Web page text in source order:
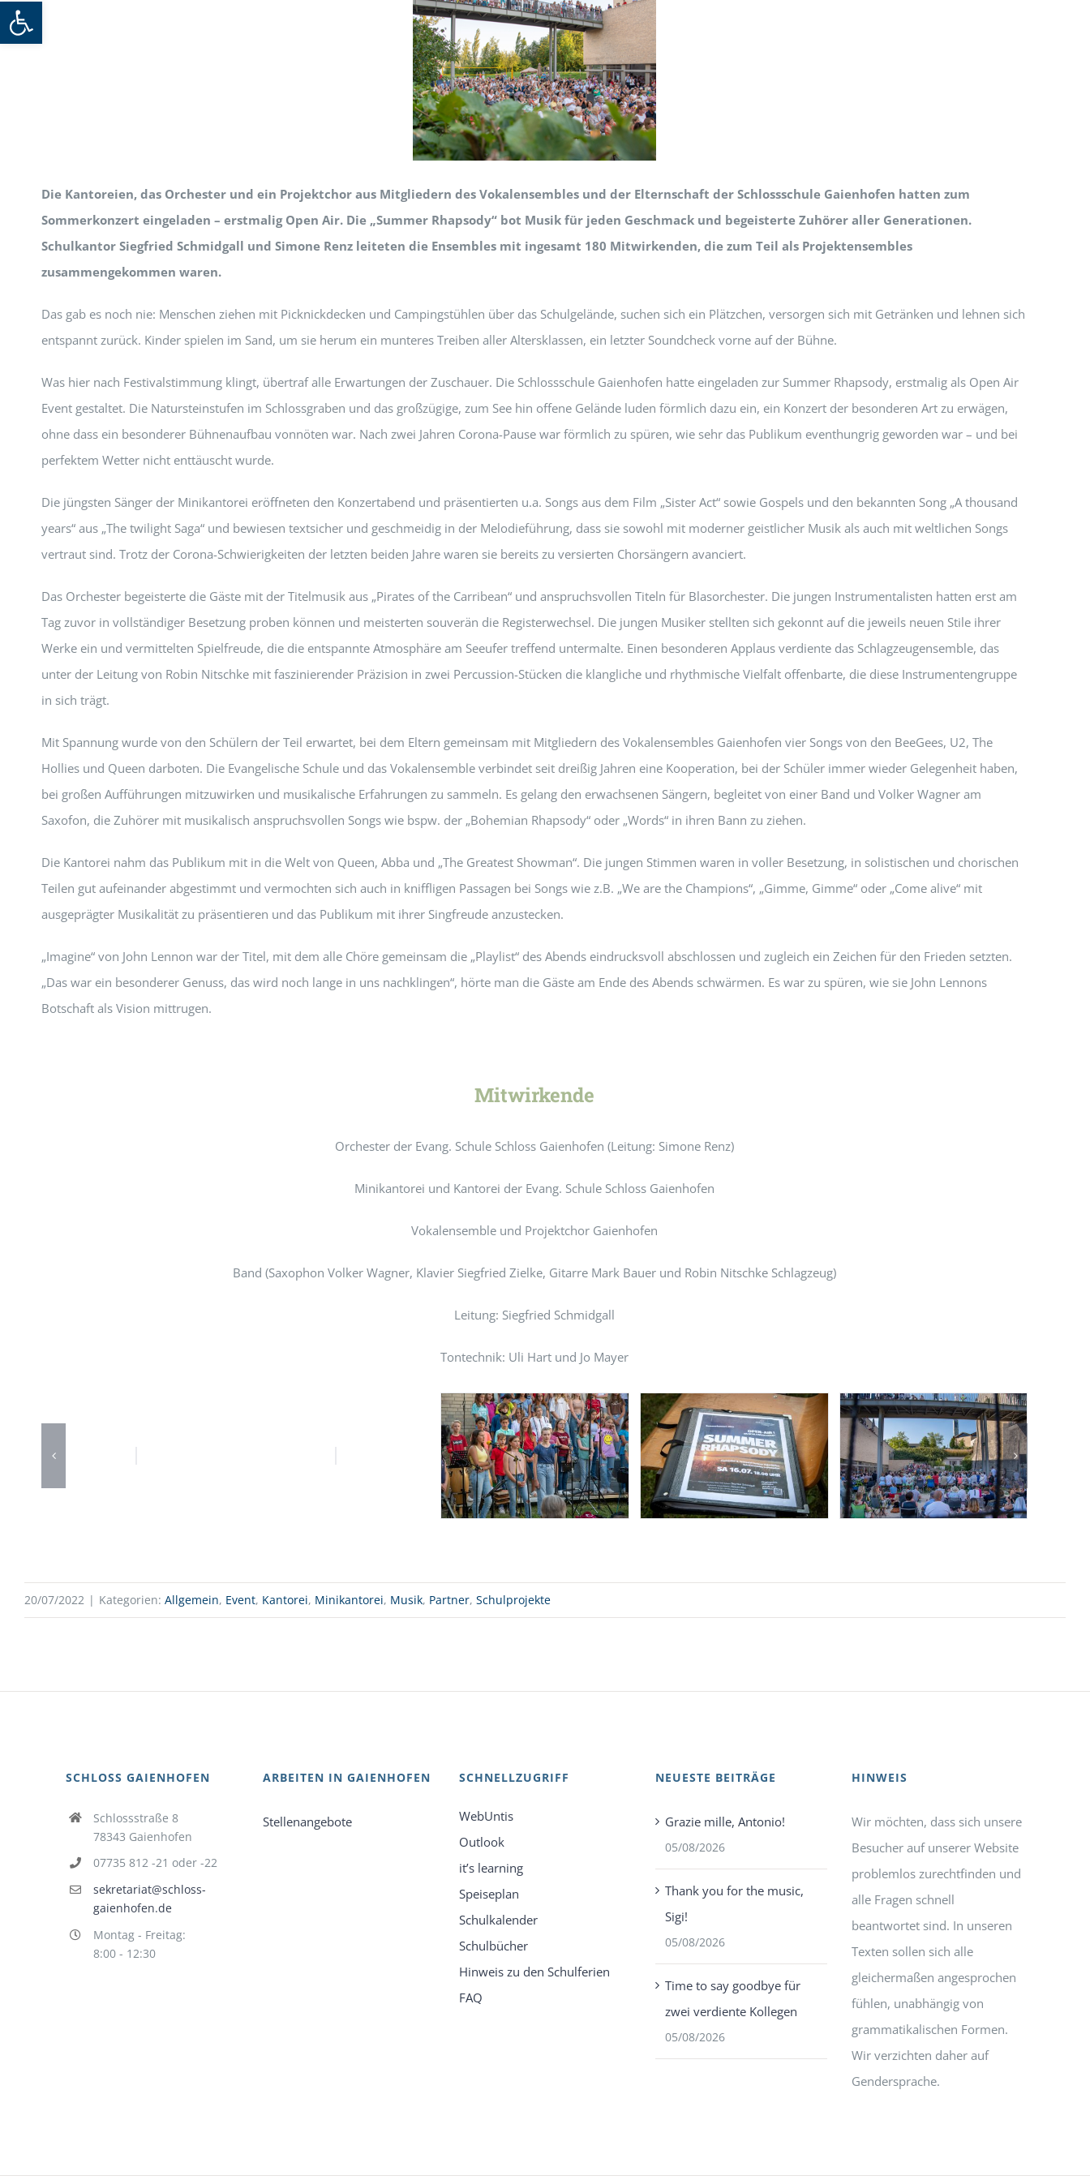
Werkzeugleiste öffnen
Die Kantoreien, das Orchester und ein Projektchor aus Mitgliedern des Vokalensembles und der Elternschaft der Schlossschule Gaienhofen hatten zum
Sommerkonzert eingeladen – erstmalig Open Air. Die „Summer Rhapsody“ bot Musik für jeden Geschmack und begeisterte Zuhörer aller Generationen.
Schulkantor Siegfried Schmidgall und Simone Renz leiteten die Ensembles mit ingesamt 180 Mitwirkenden, die zum Teil als Projektensembles
zusammengekommen waren.
Das gab es noch nie: Menschen ziehen mit Picknickdecken und Campingstühlen über das Schulgelände, suchen sich ein Plätzchen, versorgen sich mit Getränken und lehnen sich
entspannt zurück. Kinder spielen im Sand, um sie herum ein munteres Treiben aller Altersklassen, ein letzter Soundcheck vorne auf der Bühne.
Was hier nach Festivalstimmung klingt, übertraf alle Erwartungen der Zuschauer. Die Schlossschule Gaienhofen hatte eingeladen zur Summer Rhapsody, erstmalig als Open Air
Event gestaltet. Die Natursteinstufen im Schlossgraben und das großzügige, zum See hin offene Gelände luden förmlich dazu ein, ein Konzert der besonderen Art zu erwägen,
ohne dass ein besonderer Bühnenaufbau vonnöten war. Nach zwei Jahren Corona-Pause war förmlich zu spüren, wie sehr das Publikum eventhungrig geworden war – und bei
perfektem Wetter nicht enttäuscht wurde.
Die jüngsten Sänger der Minikantorei eröffneten den Konzertabend und präsentierten u.a. Songs aus dem Film „Sister Act“ sowie Gospels und den bekannten Song „A thousand
years“ aus „The twilight Saga“ und bewiesen textsicher und geschmeidig in der Melodieführung, dass sie sowohl mit moderner geistlicher Musik als auch mit weltlichen Songs
vertraut sind. Trotz der Corona-Schwierigkeiten der letzten beiden Jahre waren sie bereits zu versierten Chorsängern avanciert.
Das Orchester begeisterte die Gäste mit der Titelmusik aus „Pirates of the Carribean“ und anspruchsvollen Titeln für Blasorchester. Die jungen Instrumentalisten hatten erst am
Tag zuvor in vollständiger Besetzung proben können und meisterten souverän die Registerwechsel. Die jungen Musiker stellten sich gekonnt auf die jeweils neuen Stile ihrer
Werke ein und vermittelten Spielfreude, die die entspannte Atmosphäre am Seeufer treffend untermalte. Einen besonderen Applaus verdiente das Schlagzeugensemble, das
unter der Leitung von Robin Nitschke mit faszinierender Präzision in zwei Percussion-Stücken die klangliche und rhythmische Vielfalt offenbarte, die diese Instrumentengruppe
in sich trägt.
Mit Spannung wurde von den Schülern der Teil erwartet, bei dem Eltern gemeinsam mit Mitgliedern des Vokalensembles Gaienhofen vier Songs von den BeeGees, U2, The
Hollies und Queen darboten. Die Evangelische Schule und das Vokalensemble verbindet seit dreißig Jahren eine Kooperation, bei der Schüler immer wieder Gelegenheit haben,
bei großen Aufführungen mitzuwirken und musikalische Erfahrungen zu sammeln. Es gelang den erwachsenen Sängern, begleitet von einer Band und Volker Wagner am
Saxofon, die Zuhörer mit musikalisch anspruchsvollen Songs wie bspw. der „Bohemian Rhapsody“ oder „Words“ in ihren Bann zu ziehen.
Die Kantorei nahm das Publikum mit in die Welt von Queen, Abba und „The Greatest Showman“. Die jungen Stimmen waren in voller Besetzung, in solistischen und chorischen
Teilen gut aufeinander abgestimmt und vermochten sich auch in kniffligen Passagen bei Songs wie z.B. „We are the Champions“, „Gimme, Gimme“ oder „Come alive“ mit
ausgeprägter Musikalität zu präsentieren und das Publikum mit ihrer Singfreude anzustecken.
„Imagine“ von John Lennon war der Titel, mit dem alle Chöre gemeinsam die „Playlist“ des Abends eindrucksvoll abschlossen und zugleich ein Zeichen für den Frieden setzten.
„Das war ein besonderer Genuss, das wird noch lange in uns nachklingen“, hörte man die Gäste am Ende des Abends schwärmen. Es war zu spüren, wie sie John Lennons
Botschaft als Vision mittrugen.
Mitwirkende
Orchester der Evang. Schule Schloss Gaienhofen (Leitung: Simone Renz)
Minikantorei und Kantorei der Evang. Schule Schloss Gaienhofen
Vokalensemble und Projektchor Gaienhofen
Band (Saxophon Volker Wagner, Klavier Siegfried Zielke, Gitarre Mark Bauer und Robin Nitschke Schlagzeug)
Leitung: Siegfried Schmidgall
Tontechnik: Uli Hart und Jo Mayer
20/07/2022 | Kategorien: Allgemein, Event, Kantorei, Minikantorei, Musik, Partner, Schulprojekte
SCHLOSS GAIENHOFEN
Schlossstraße 8
78343 Gaienhofen
07735 812 -21 oder -22
sekretariat@schloss-
gaienhofen.de
Montag - Freitag:
8:00 - 12:30
ARBEITEN IN GAIENHOFEN
Stellenangebote
SCHNELLZUGRIFF
WebUntis
Outlook
it’s learning
Speiseplan
Schulkalender
Schulbücher
Hinweis zu den Schulferien
FAQ
NEUESTE BEITRÄGE
Grazie mille, Antonio!
05/08/2026
Thank you for the music,
Sigi!
05/08/2026
Time to say goodbye für
zwei verdiente Kollegen
05/08/2026
HINWEIS
Wir möchten, dass sich unsere
Besucher auf unserer Website
problemlos zurechtfinden und
alle Fragen schnell
beantwortet sind. In unseren
Texten sollen sich alle
gleichermaßen angesprochen
fühlen, unabhängig von
grammatikalischen Formen.
Wir verzichten daher auf
Gendersprache.